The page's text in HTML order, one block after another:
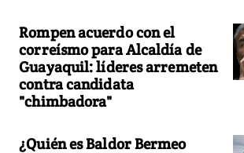
Rompen acuerdo con el
correísmo para Alcaldía de
Guayaquil: líderes arremeten
contra candidata
"chimbadora"
¿Quién es Baldor Bermeo